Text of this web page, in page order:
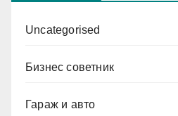
Uncategorised
Бизнес советник
Гараж и авто